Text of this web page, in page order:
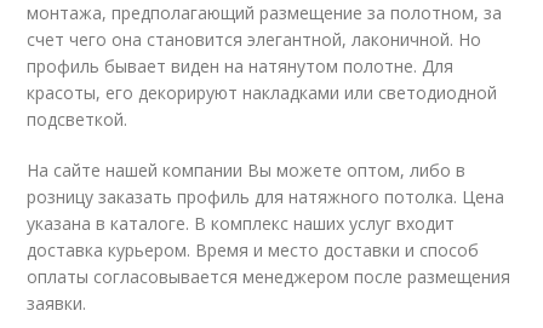
монтажа, предполагающий размещение за полотном, за
счет чего она становится элегантной, лаконичной. Но
профиль бывает виден на натянутом полотне. Для
красоты, его декорируют накладками или светодиодной
подсветкой.
На сайте нашей компании Вы можете оптом, либо в
розницу заказать профиль для натяжного потолка. Цена
указана в каталоге. В комплекс наших услуг входит
доставка курьером. Время и место доставки и способ
оплаты согласовывается менеджером после размещения
заявки.